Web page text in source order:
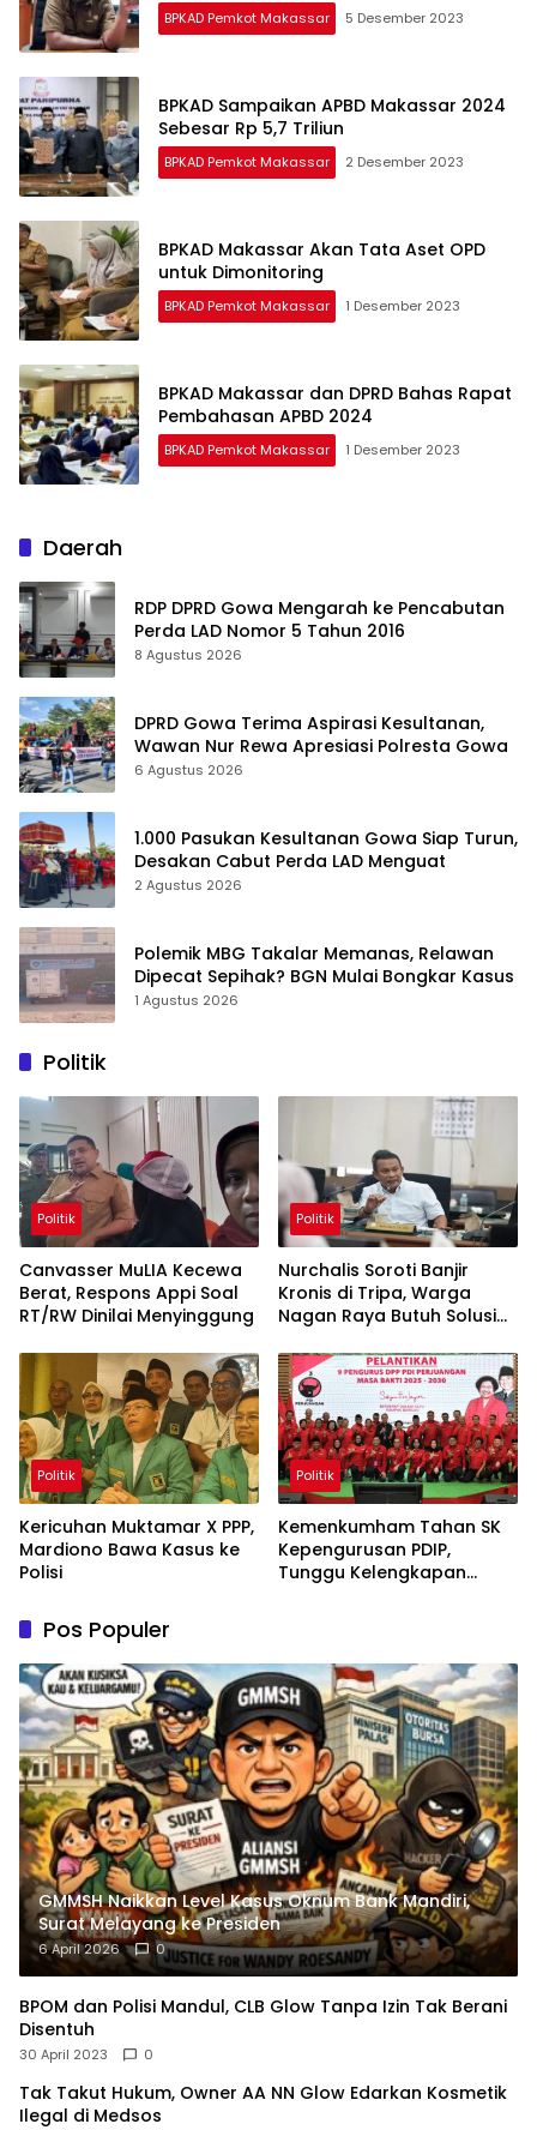
BPKAD Pemkot Makassar 5 Desember 2023
BPKAD Sampaikan APBD Makassar 2024
Sebesar Rp 5,7 Triliun
BPKAD Pemkot Makassar 2 Desember 2023
BPKAD Makassar Akan Tata Aset OPD
untuk Dimonitoring
BPKAD Pemkot Makassar 1 Desember 2023
BPKAD Makassar dan DPRD Bahas Rapat
Pembahasan APBD 2024
BPKAD Pemkot Makassar 1 Desember 2023
Daerah
RDP DPRD Gowa Mengarah ke Pencabutan
Perda LAD Nomor 5 Tahun 2016
8 Agustus 2026
DPRD Gowa Terima Aspirasi Kesultanan,
Wawan Nur Rewa Apresiasi Polresta Gowa
6 Agustus 2026
1.000 Pasukan Kesultanan Gowa Siap Turun,
Desakan Cabut Perda LAD Menguat
2 Agustus 2026
Polemik MBG Takalar Memanas, Relawan
Dipecat Sepihak? BGN Mulai Bongkar Kasus
1 Agustus 2026
Politik
Politik
Canvasser MuLIA Kecewa
Berat, Respons Appi Soal
RT/RW Dinilai Menyinggung
Politik
Nurchalis Soroti Banjir
Kronis di Tripa, Warga
Nagan Raya Butuh Solusi
Politik
Kericuhan Muktamar X PPP,
Mardiono Bawa Kasus ke
Polisi
Politik
Kemenkumham Tahan SK
Kepengurusan PDIP,
Tunggu Kelengkapan
Pos Populer
GMMSH Naikkan Level Kasus Oknum Bank Mandiri,
Surat Melayang ke Presiden
6 April 2026 0
BPOM dan Polisi Mandul, CLB Glow Tanpa Izin Tak Berani
Disentuh
30 April 2023 0
Tak Takut Hukum, Owner AA NN Glow Edarkan Kosmetik
Ilegal di Medsos